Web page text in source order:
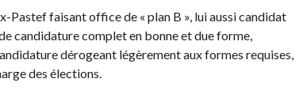
Pastef faisant office de « plan B », lui aussi candidat
candidature complet en bonne et due forme,
dérogeant légèrement aux formes requises,
des élections.